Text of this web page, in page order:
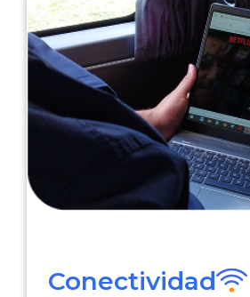
Conectividad